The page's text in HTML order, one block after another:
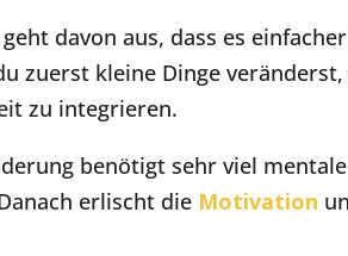
davon aus, dass es
zuerst kleine Dinge
zu integrieren.
benötigt sehr viel
erlischt die Motivation